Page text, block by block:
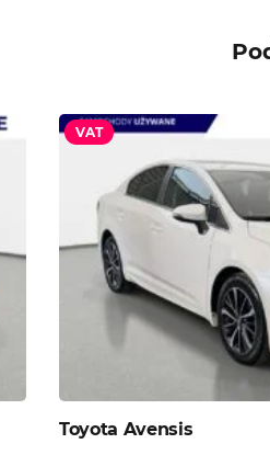
VAT
Toyota Avensis